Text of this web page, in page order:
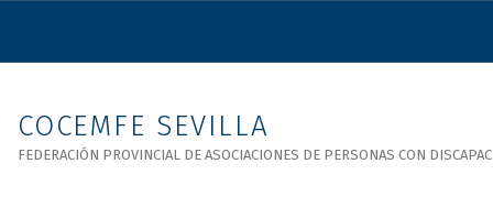
COCEMFE SEVILLA
FEDERACIÓN PROVINCIAL DE ASOCIACIONES DE PERSONAS CON